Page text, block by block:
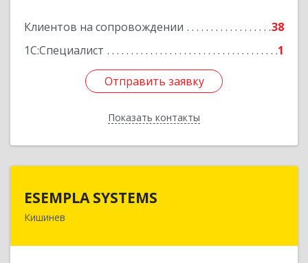
Клиентов на сопровождении
38
1С:Специалист
1
Отправить заявку
Показать контакты
Подробнее
Отправить заявку
Назад
ESEMPLA SYSTEMS
Кишинев
Молдова, г.Кишинев, ул. Колумна 170, МД-2004